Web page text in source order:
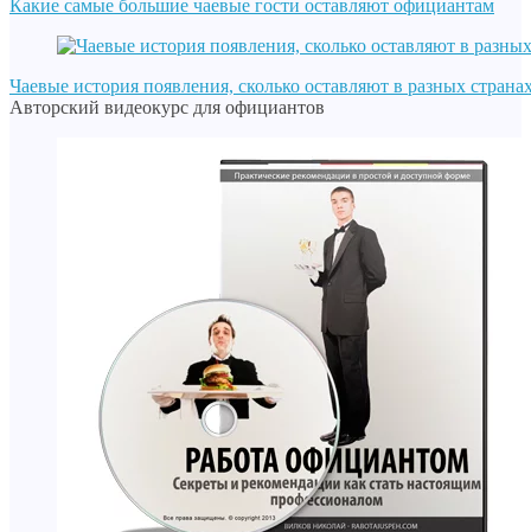
Какие самые большие чаевые гости оставляют официантам
Чаевые история появления, сколько оставляют в разных
Авторский видеокурс для официантов